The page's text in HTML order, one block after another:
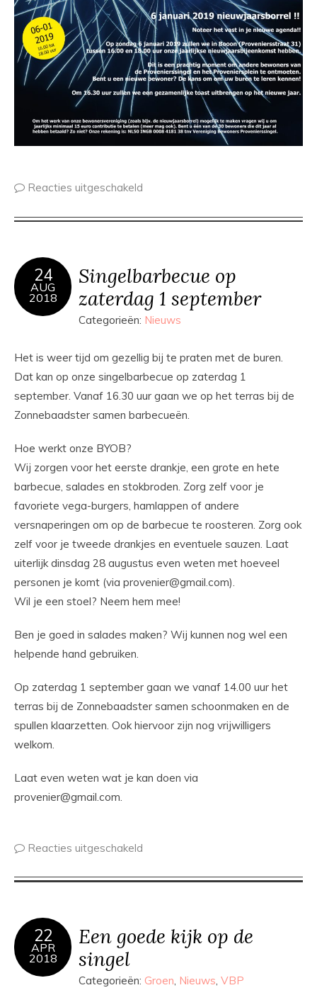
Reacties uitgeschakeld
24
AUG
2018
Singelbarbecue op
zaterdag 1 september
Categorieën: Nieuws
Het is weer tijd om gezellig bij te praten met de buren.
Dat kan op onze singelbarbecue op zaterdag 1
september. Vanaf 16.30 uur gaan we op het terras bij de
Zonnebaadster samen barbecueën.
Hoe werkt onze BYOB?
Wij zorgen voor het eerste drankje, een grote en hete
barbecue, salades en stokbroden. Zorg zelf voor je
favoriete vega-burgers, hamlappen of andere
versnaperingen om op de barbecue te roosteren. Zorg ook
zelf voor je tweede drankjes en eventuele sauzen. Laat
uiterlijk dinsdag 28 augustus even weten met hoeveel
personen je komt (via provenier@gmail.com).
Wil je een stoel? Neem hem mee!
Ben je goed in salades maken? Wij kunnen nog wel een
helpende hand gebruiken.
Op zaterdag 1 september gaan we vanaf 14.00 uur het
terras bij de Zonnebaadster samen schoonmaken en de
spullen klaarzetten. Ook hiervoor zijn nog vrijwilligers
welkom.
Laat even weten wat je kan doen via
provenier@gmail.com
Reacties uitgeschakeld
22
APR
2018
Een goede kijk op de
singel
Categorieën: Groen Nieuws VBP